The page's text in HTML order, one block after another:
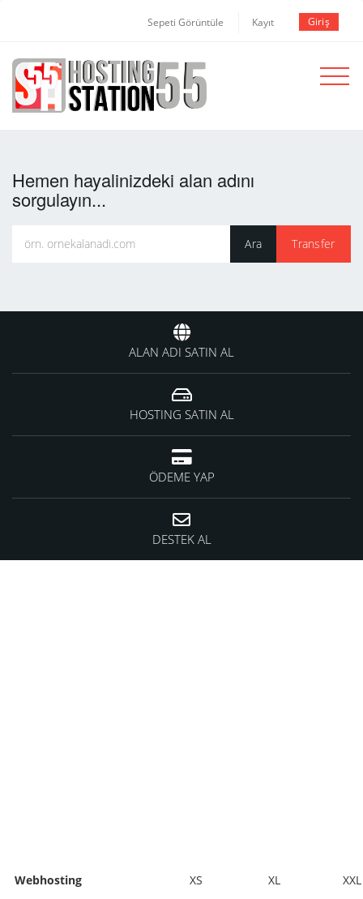
Sepeti Görüntüle Kayıt Giriş
Toggle
Hemen hayalinizdeki alan adını
sorgulayın...
ALAN ADI SATIN AL
HOSTING SATIN AL
ÖDEME YAP
DESTEK AL
Webhosting XS XL
XXL